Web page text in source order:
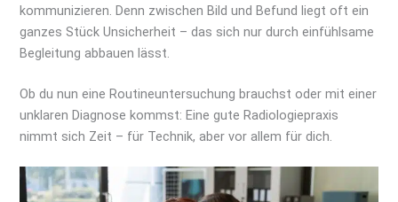
kommunizieren. Denn zwischen Bild und Befund liegt oft ein
ganzes Stück Unsicherheit – das sich nur durch einfühlsame
Begleitung abbauen lässt.
Ob du nun eine Routineuntersuchung brauchst oder mit einer
unklaren Diagnose kommst: Eine gute Radiologiepraxis
nimmt sich Zeit – für Technik, aber vor allem für dich.